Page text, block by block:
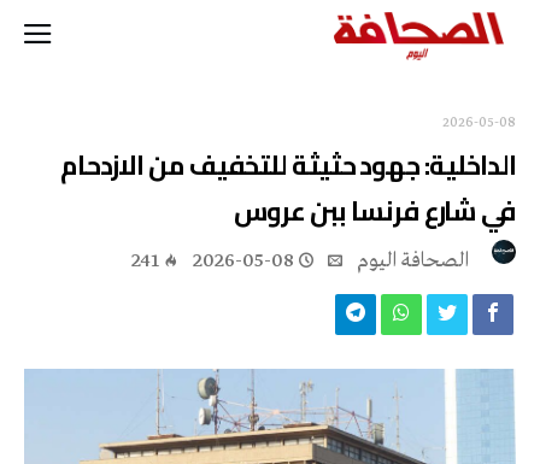
2026-05-08
الداخلية: جهود حثيثة للتخفيف من الازدحام
في شارع فرنسا ببن عروس
2026-05-08
241